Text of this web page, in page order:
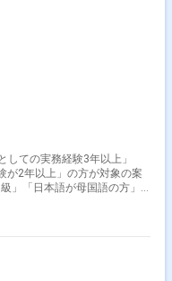
ニケーションツール】 -
発 テスト ドキュメント作成
れる方 ・最高なものではな
ックエンドエンジニア2名）
しての実務経験3年以上」
が2年以上」の方が対象の案
」「日本語が母国語の方」
私たちは国内最大級
の課題に対してさらに深く関
アプリエンジニア